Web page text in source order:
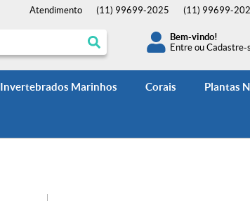
Atendimento (11) 99699-2025 (11) 99699-
Bem-vindo!
Entre ouCadastre-
Invertebrados Marinhos Corais Plantas